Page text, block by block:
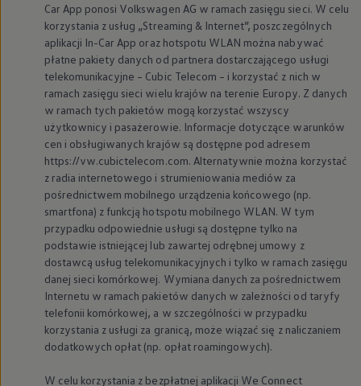
Car App ponosi Volkswagen AG w ramach zasięgu sieci. W celu
korzystania z usług „Streaming & Internet”, poszczególnych
aplikacji In-Car App oraz hotspotu WLAN można nabywać
płatne pakiety danych od partnera dostarczającego usługi
telekomunikacyjne – Cubic Telecom – i korzystać z nich w
ramach zasięgu sieci wielu krajów na terenie Europy. Z danych
w ramach tych pakietów mogą korzystać wszyscy
użytkownicy i pasażerowie. Informacje dotyczące warunków
cen i obsługiwanych krajów są dostępne pod adresem
https://vw.cubictelecom.com. Alternatywnie można korzystać
z radia internetowego i strumieniowania mediów za
pośrednictwem mobilnego urządzenia końcowego (np.
smartfona) z funkcją hotspotu mobilnego WLAN. W tym
przypadku odpowiednie usługi są dostępne tylko na
podstawie istniejącej lub zawartej odrębnej umowy z
dostawcą usług telekomunikacyjnych i tylko w ramach zasięgu
danej sieci komórkowej. Wymiana danych za pośrednictwem
Internetu w ramach pakietów danych w zależności od taryfy
telefonii komórkowej, a w szczególności w przypadku
korzystania z usługi za granicą, może wiązać się z naliczaniem
dodatkowych opłat (np. opłat roamingowych).
W celu korzystania z bezpłatnej aplikacji We Connect